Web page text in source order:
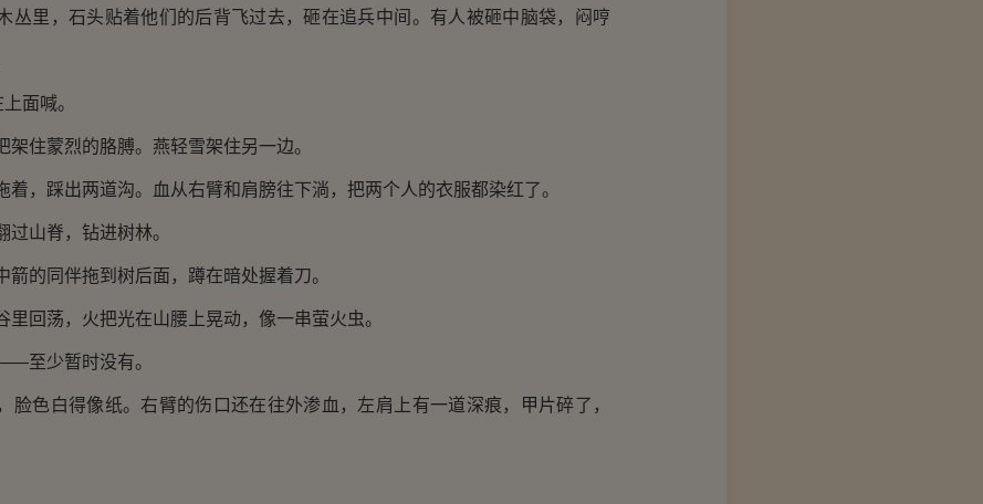
丛里，石头贴着他们的后背飞过去，砸在追兵中间。有人被砸中脑袋，闷哼
面喊。
架住蒙烈的胳膊。燕轻雪架住另一边。
着，踩出两道沟。血从右臂和肩膀往下淌，把两个人的衣服都染红了。
过山脊，钻进树林。
箭的同伴拖到树后面，蹲在暗处握着刀。
里回荡，火把光在山腰上晃动，像一串萤火虫。
至少暂时没有。
脸色白得像纸。右臂的伤口还在往外渗血，左肩上有一道深痕，甲片碎了，